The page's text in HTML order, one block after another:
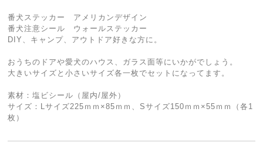
番犬ステッカー アメリカンデザイン
番犬注意シール ウォールステッカー
DIY、キャンプ、アウトドア好きな方に。
おうちのドアや愛犬のハウス、ガラス面等にいかがでしょう。
大きいサイズと小さいサイズ各一枚でセットになってます。
素材：塩ビシール（屋内/屋外）
サイズ：Lサイズ225ｍｍ×85ｍｍ、Sサイズ150ｍｍ×55ｍｍ（各1
枚）